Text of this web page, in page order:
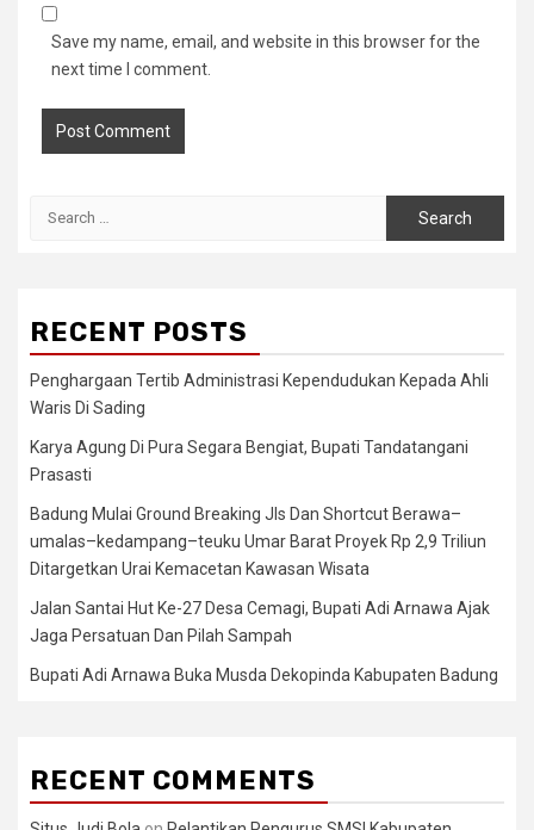
Save my name, email, and website in this browser for the
next time I comment.
RECENT POSTS
Penghargaan Tertib Administrasi Kependudukan Kepada Ahli
Waris Di Sading
Karya Agung Di Pura Segara Bengiat, Bupati Tandatangani
Prasasti
Badung Mulai Ground Breaking Jls Dan Shortcut Berawa–
umalas–kedampang–teuku Umar Barat Proyek Rp 2,9 Triliun
Ditargetkan Urai Kemacetan Kawasan Wisata
Jalan Santai Hut Ke-27 Desa Cemagi, Bupati Adi Arnawa Ajak
Jaga Persatuan Dan Pilah Sampah
Bupati Adi Arnawa Buka Musda Dekopinda Kabupaten Badung
RECENT COMMENTS